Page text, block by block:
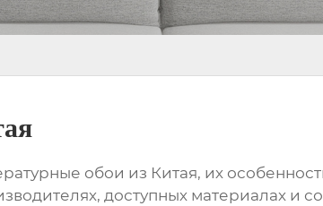
обои из Китая, их
доступных материалах и